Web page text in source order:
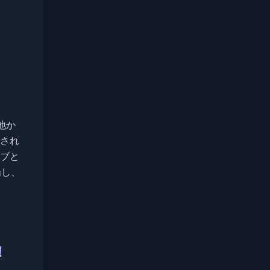
か
れ
と
、